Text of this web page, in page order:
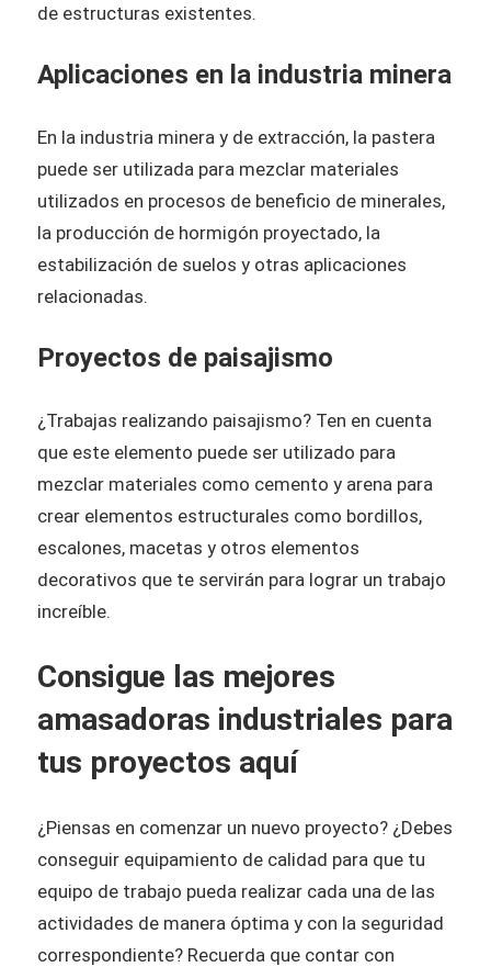
de estructuras existentes.
Aplicaciones en la industria minera
En la industria minera y de extracción, la pastera
puede ser utilizada para mezclar materiales
utilizados en procesos de beneficio de minerales,
la producción de hormigón proyectado, la
estabilización de suelos y otras aplicaciones
relacionadas.
Proyectos de paisajismo
¿Trabajas realizando paisajismo? Ten en cuenta
que este elemento puede ser utilizado para
mezclar materiales como cemento y arena para
crear elementos estructurales como bordillos,
escalones, macetas y otros elementos
decorativos que te servirán para lograr un trabajo
increíble.
Consigue las mejores
amasadoras industriales para
tus proyectos aquí
¿Piensas en comenzar un nuevo proyecto? ¿Debes
conseguir equipamiento de calidad para que tu
equipo de trabajo pueda realizar cada una de las
actividades de manera óptima y con la seguridad
correspondiente? Recuerda que contar con